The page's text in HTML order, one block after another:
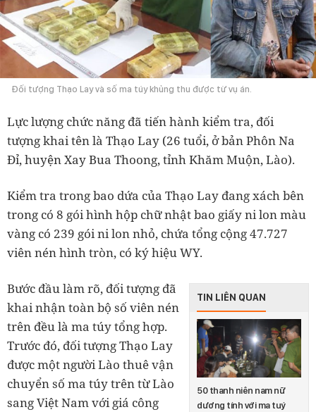
Đối tượng Thạo Lay và số ma túy khủng thu được từ vụ án.
Lực lượng chức năng đã tiến hành kiểm tra, đối
tượng khai tên là Thạo Lay (26 tuổi, ở bản Phôn Na
Đỉ, huyện Xay Bua Thoong, tỉnh Khăm Muộn, Lào).
Kiểm tra trong bao dứa của Thạo Lay đang xách bên
trong có 8 gói hình hộp chữ nhật bao giấy ni lon màu
vàng có 239 gói ni lon nhỏ, chứa tổng cộng 47.727
viên nén hình tròn, có ký hiệu WY.
TIN LIÊN QUAN
50 thanh niên nam nữ
dương tính với ma tuý
Bước đầu làm rõ, đối tượng đã
khai nhận toàn bộ số viên nén
trên đều là ma túy tổng hợp.
Trước đó, đối tượng Thạo Lay
được một người Lào thuê vận
chuyển số ma túy trên từ Lào
sang Việt Nam với giá công